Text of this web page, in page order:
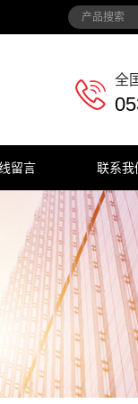
全
留言 联系我